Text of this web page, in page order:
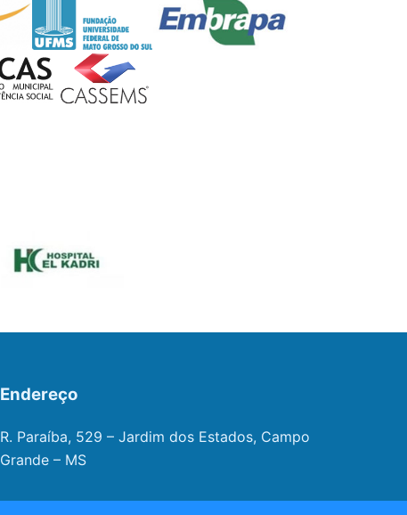
Endereço
R. Paraíba, 529 – Jardim dos Estados, Campo
Grande – MS